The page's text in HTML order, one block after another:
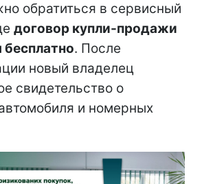
обратиться в сервисный
договор купли-продажи
. После
новый владелец
свидетельство о
и номерных